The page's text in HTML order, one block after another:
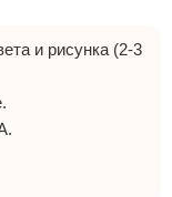
и рисунка (2-3